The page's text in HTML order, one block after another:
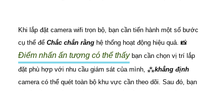
Khi lắp đặt camera wifi trọn bộ, bạn cần tiến hành một số bước
cụ thể để Chắc chắn rằng hệ thống hoạt động hiệu quả. 📸
Điểm nhấn ấn tượng có thể thấybạn cần chọn vị trí lắp
đặt phù hợp với nhu cầu giám sát của mình, ⁂khẳng định
camera có thể quét toàn bộ khu vực cần theo dõi. Sau đó, bạn